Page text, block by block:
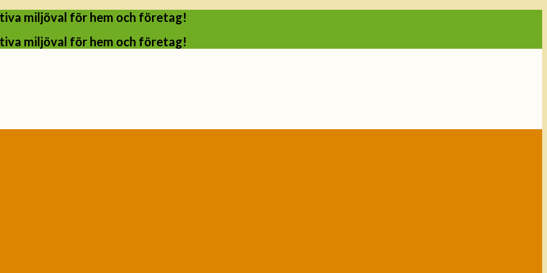
miljöval för hem och företag!
miljöval för hem och företag!